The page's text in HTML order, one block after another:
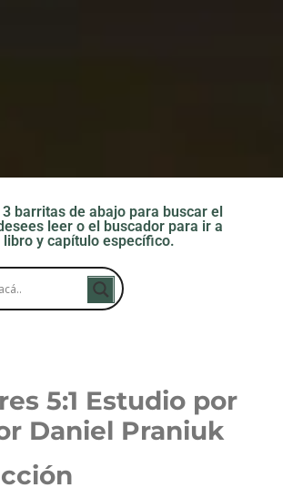
barritas de abajo para buscar el
leer o el buscador para ir a
libro y capítulo específico.
5:1 Estudio por
Daniel Praniuk